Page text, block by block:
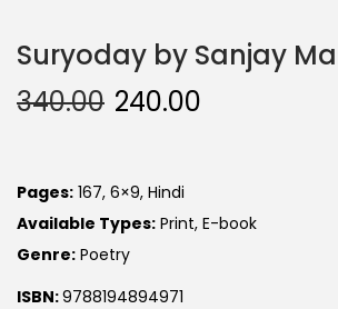
Suryoday by Sanjay
340.00 240.00
Pages: 167, 6×9, Hindi
Available Types: Print, E-book
Genre: Poetry
ISBN:9788194894971